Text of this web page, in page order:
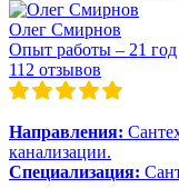
Олег Смирнов
Опыт работы – 21 год
112 отзывов
Направления:
канализации.
Специализация: